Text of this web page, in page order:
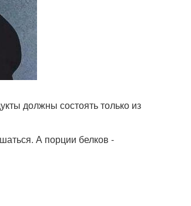
должны состоять только из
А порции белков -